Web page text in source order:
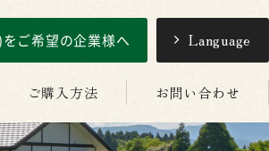
ご希望の企業様へ Language
ご購入方法 お問い合わせ